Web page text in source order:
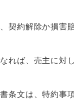
契約解除か損害
れば、売主に対
条文は、特約事